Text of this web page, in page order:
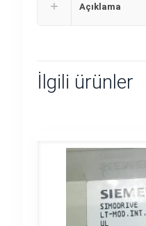
Açıklama
İlgili ürünler